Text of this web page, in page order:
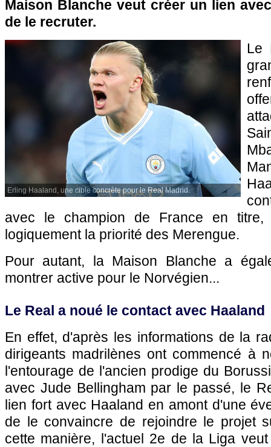
Maison Blanche veut créer un lien
de le recruter.
Erling Haaland, une cible concrète pour le Real Madrid.
Le
avec le champion de France en titre,
logiquement la priorité des Merengue.
Pour autant, la Maison Blanche a
montrer active pour le Norvégien...
Le Real a noué le contact avec Haaland
En effet, d'après les informations de la
dirigeants madrilènes ont commencé à
l'entourage de l'ancien prodige du
avec Jude Bellingham par le passé, le
lien fort avec Haaland en amont d'une
de le convaincre de rejoindre le projet
cette manière, l'actuel 2e de la Liga